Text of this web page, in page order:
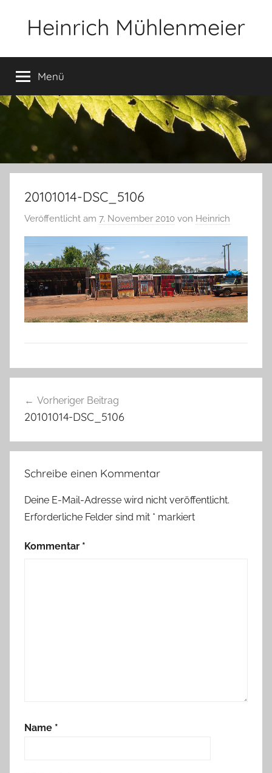
Heinrich Mühlenmeier
Glauben,
Umwelt,
Fotografie,
Menü
20101014-DSC_5106
Veröffentlicht am 7. November 2010 von Heinrich
Vorheriger Beitrag
20101014-DSC_5106
Schreibe einen Kommentar
Deine E-Mail-Adresse wird nicht veröffentlicht.
Erforderliche Felder sind mit * markiert
Kommentar *
Name *